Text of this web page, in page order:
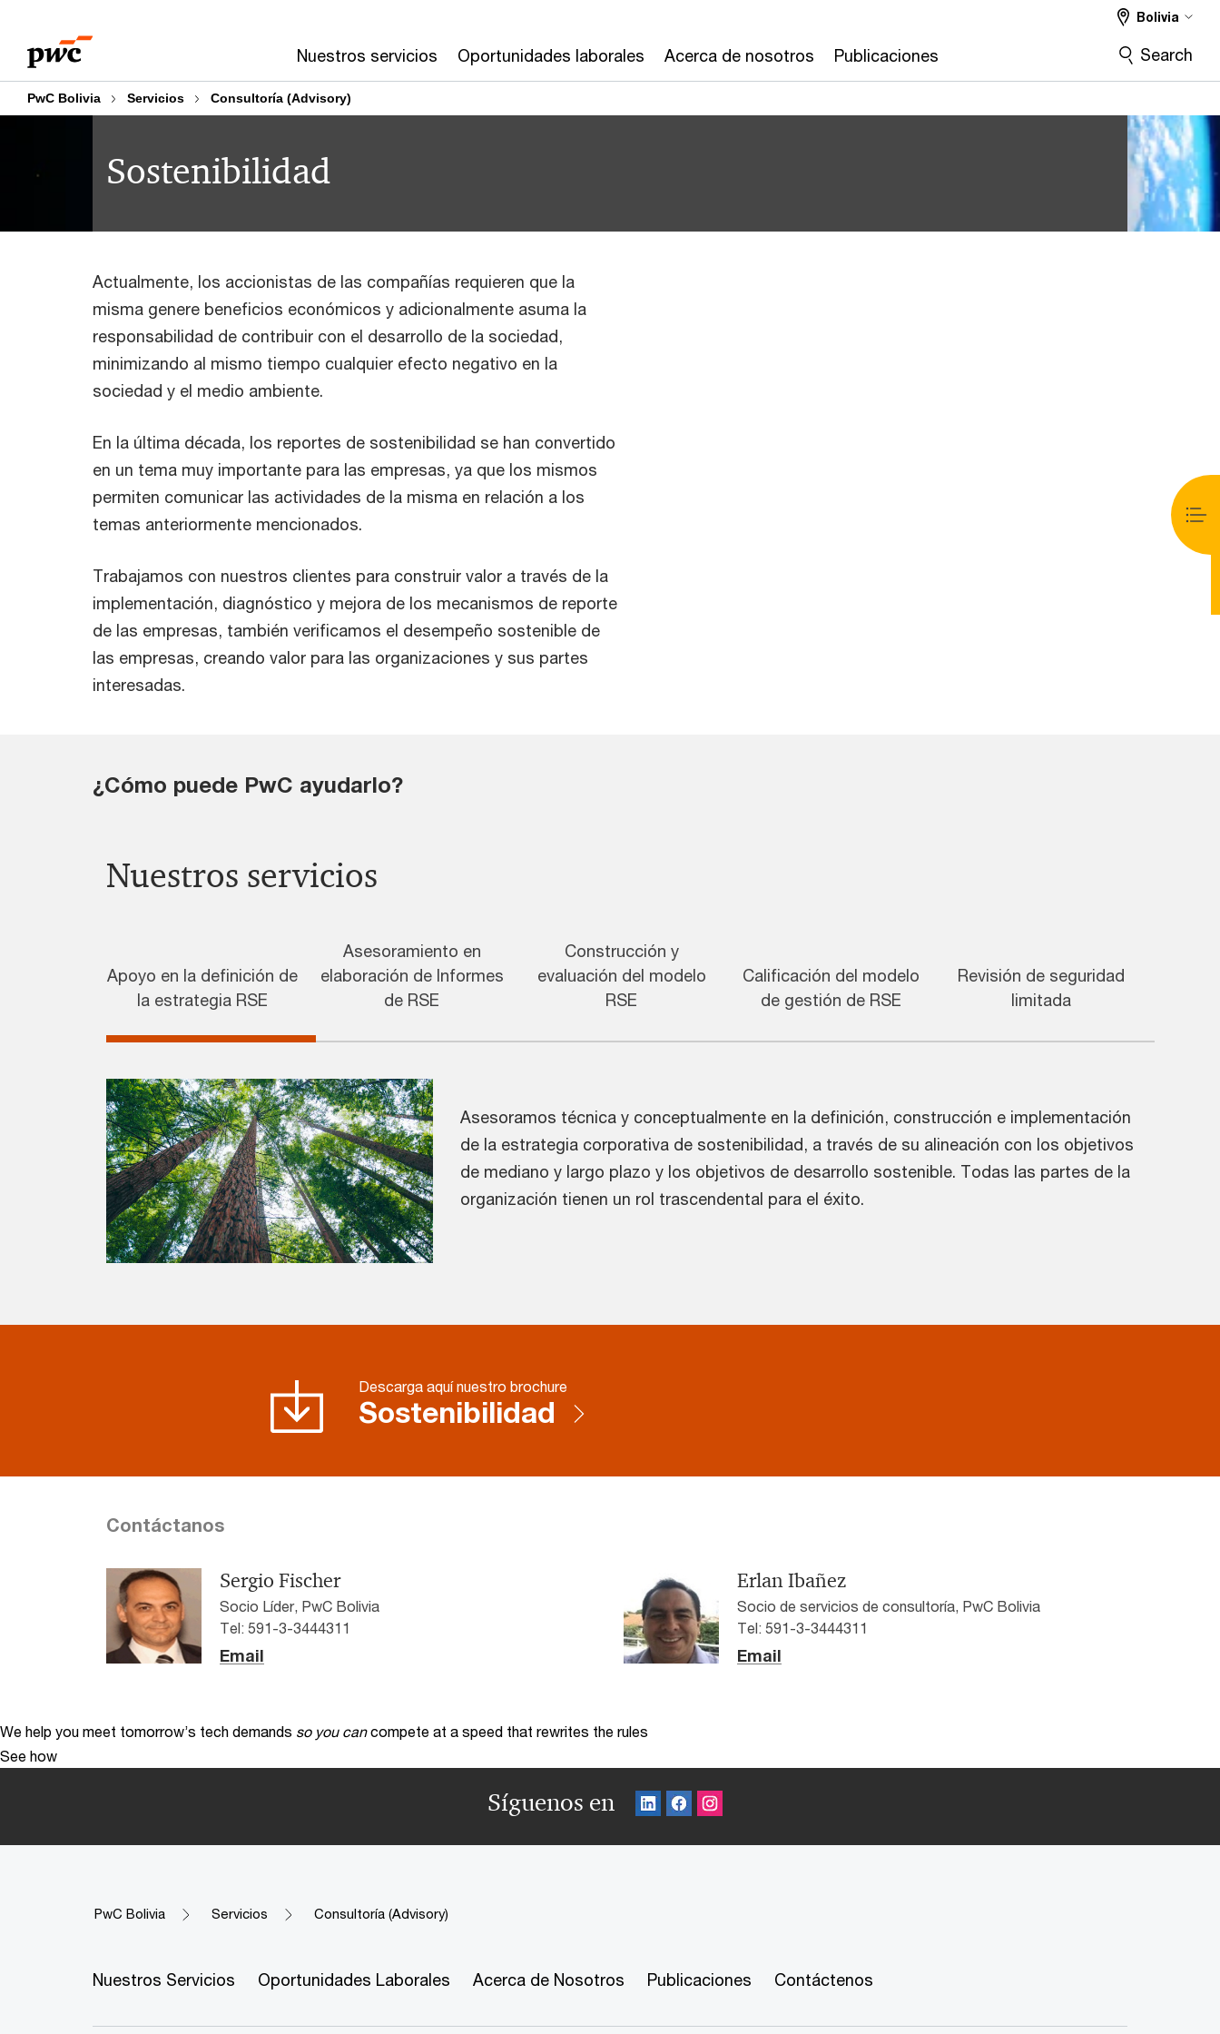
content
footer
Nuestros servicios Oportunidades laborales Acerca de nosotros Publicaciones
Bolivia
Search
PwC Bolivia Servicios Consultoría (Advisory)
Sostenibilidad
Actualmente, los accionistas de las compañías requieren que la
misma genere beneficios económicos y adicionalmente asuma la
responsabilidad de contribuir con el desarrollo de la sociedad,
minimizando al mismo tiempo cualquier efecto negativo en la
sociedad y el medio ambiente.
En la última década, los reportes de sostenibilidad se han convertido
en un tema muy importante para las empresas, ya que los mismos
permiten comunicar las actividades de la misma en relación a los
temas anteriormente mencionados.
Trabajamos con nuestros clientes para construir valor a través de la
implementación, diagnóstico y mejora de los mecanismos de reporte
de las empresas, también verificamos el desempeño sostenible de
las empresas, creando valor para las organizaciones y sus partes
interesadas.
¿Cómo puede PwC ayudarlo?
Nuestros servicios
Apoyo en la definición de
la estrategia RSE
Asesoramiento en
elaboración de Informes
de RSE
Construcción y
evaluación del modelo
RSE
Calificación del modelo
de gestión de RSE
Revisión de seguridad
limitada
Asesoramos técnica y conceptualmente en la definición, construcción e implementación
de la estrategia corporativa de sostenibilidad, a través de su alineación con los objetivos
de mediano y largo plazo y los objetivos de desarrollo sostenible. Todas las partes de la
organización tienen un rol trascendental para el éxito.
Descarga aquí nuestro brochure
Sostenibilidad
Contáctanos
Sergio Fischer
Socio Líder, PwC Bolivia
Tel: 591-3-3444311
Email
Erlan Ibañez
Socio de servicios de consultoría, PwC Bolivia
Tel: 591-3-3444311
Email
We help you meet tomorrow’s tech demands so you can compete at a speed that rewrites the rules
See how
Síguenos en
PwC Bolivia Servicios Consultoría (Advisory)
Nuestros Servicios Oportunidades Laborales Acerca de Nosotros Publicaciones Contáctenos